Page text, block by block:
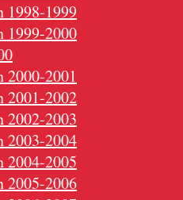
1998-1999
1999-2000
2000-2001
2001-2002
2002-2003
2003-2004
2004-2005
2005-2006